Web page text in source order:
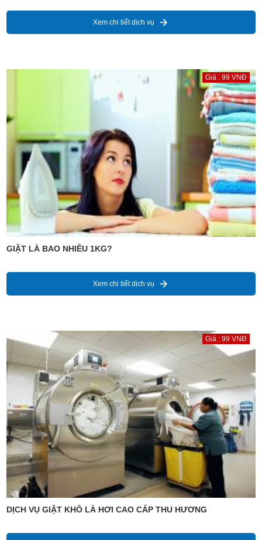
Xem chi tiết dịch vụ
Giá : 99 VNĐ
GIẶT LÀ BAO NHIÊU 1KG?
Xem chi tiết dịch vụ
Giá : 99 VNĐ
DỊCH VỤ GIẶT KHÔ LÀ HƠI CAO CẤP THU HƯƠNG